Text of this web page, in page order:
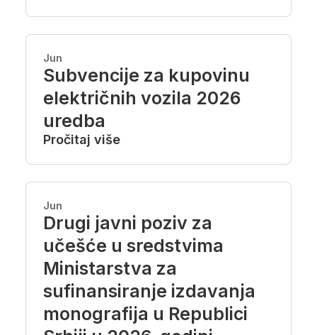
Jun
Subvencije za kupovinu
električnih vozila 2026
uredba
Pročitaj više
Jun
Drugi javni poziv za
učešće u sredstvima
Ministarstva za
sufinansiranje izdavanja
monografija u Republici